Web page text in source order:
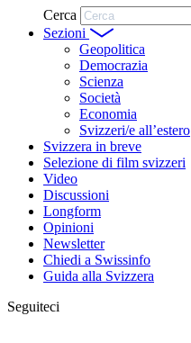
Cerca
Sezioni
Geopolitica
Democrazia
Scienza
Società
Economia
Svizzeri/e all’estero
Svizzera in breve
Selezione di film svizzeri
Video
Discussioni
Longform
Opinioni
Newsletter
Chiedi a Swissinfo
Guida alla Svizzera
Seguiteci